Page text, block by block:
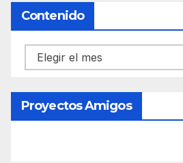
Contenido
Contenido
Proyectos Amigos